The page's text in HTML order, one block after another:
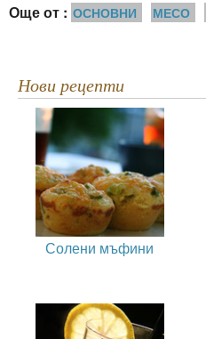
Още от : ОСНОВНИ МЕСО
Нови рецепти
Солени мъфини